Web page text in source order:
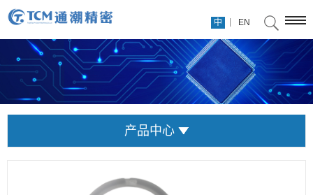
中 EN
产品中心